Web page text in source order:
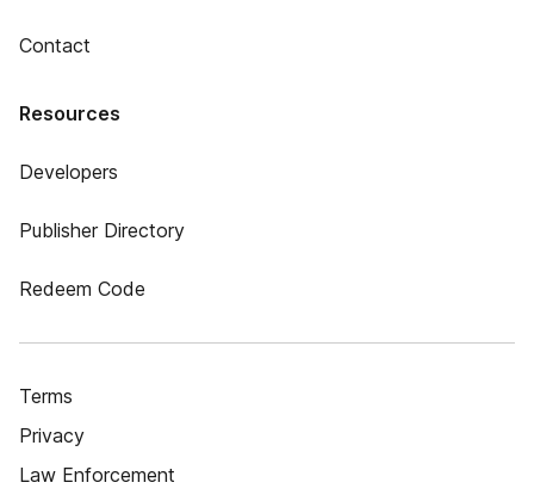
Contact
Resources
Developers
Publisher Directory
Redeem Code
Terms
Privacy
Law Enforcement